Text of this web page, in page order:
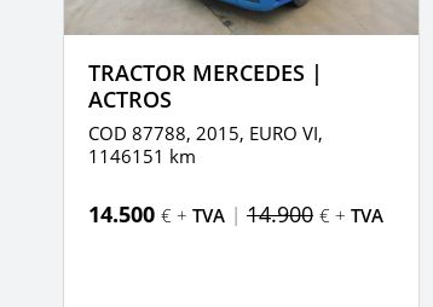
TRACTOR MERCEDES |
ACTROS
COD 87788, 2015, EURO VI,
1146151 km
14.500 € + TVA | 14.900 € + TVA